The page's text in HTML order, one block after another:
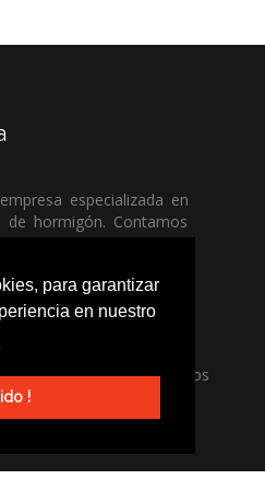
para garantizar
en nuestro
!
especializada en
de hormigón. Contamos
y técnicos, para
de gunitados, no dude
estran encantados
usted particular o